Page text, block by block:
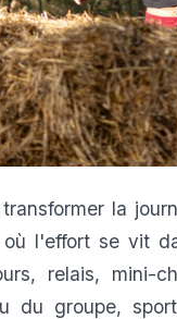
la
où l'effort se vit
relais, mini-
du groupe,